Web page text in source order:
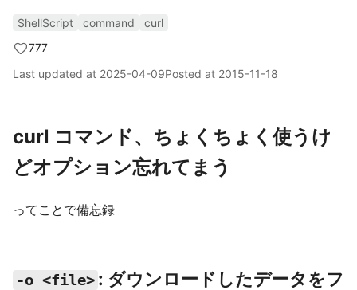
ShellScript command
curl
777
Last updated at 2025-04-09Posted at 2015-11-18
curl コマンド、ちょくちょく使うけ
どオプション忘れてまう
ってことで備忘録
-o <file> : ダウンロードしたデータをフ